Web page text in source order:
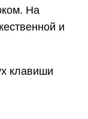
На
и
клавиши